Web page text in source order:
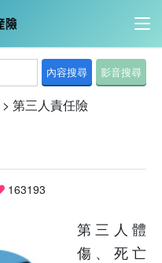
內容搜尋 影音搜尋
> 第三人責任險
163193
第三人體
傷、死亡